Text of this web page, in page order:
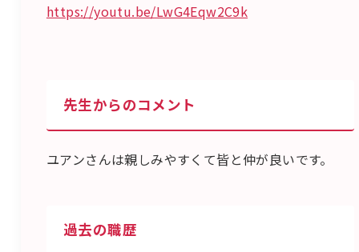
https://youtu.be/LwG4Eqw2C9k
先生からのコメント
ユアンさんは親しみやすくて皆と仲が良いです。
過去の職歴